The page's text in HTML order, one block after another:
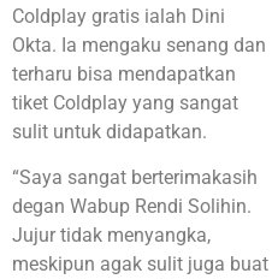
Coldplay gratis ialah Dini
Okta. Ia mengaku senang dan
terharu bisa mendapatkan
tiket Coldplay yang sangat
sulit untuk didapatkan.
“Saya sangat berterimakasih
degan Wabup Rendi Solihin.
Jujur tidak menyangka,
meskipun agak sulit juga buat